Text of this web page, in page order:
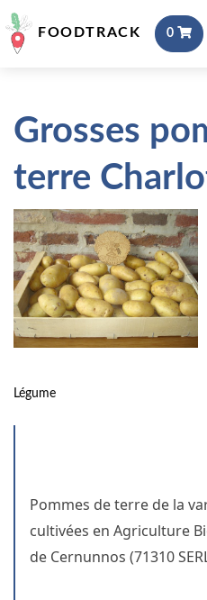
FOODTRACK 0
Grosses
terre
Légume
Pommes de terre de la
cultivées en Agriculture
de Cernunnos (71310